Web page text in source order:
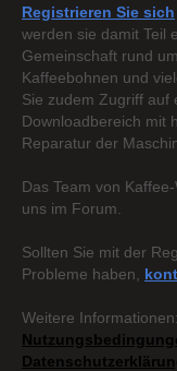
Registrieren Sie sich
werden sie damit Teil
Gemeinschaft rund
Kaffeebohnen und
Sie zudem Zugriff auf
Downloadbereich mit
Reparatur der
Das Team von
uns im Forum.
Sollten Sie mit der
Probleme haben,
Weitere Informationen: